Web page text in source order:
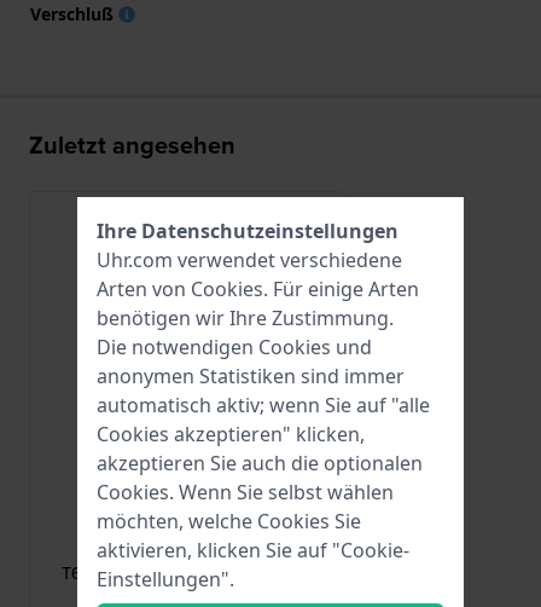
Verschluß
Zuletzt angesehen
Tissot
T640015946
T640.5 Faltschließe aus Edelstahl
20mm
Ihre Datenschutzeinstellungen
Uhr.com verwendet verschiedene
Arten von Cookies. Für einige Arten
benötigen wir Ihre Zustimmung.
Die notwendigen Cookies und
anonymen Statistiken sind immer
automatisch aktiv; wenn Sie auf "alle
Cookies akzeptieren" klicken,
akzeptieren Sie auch die optionalen
Cookies. Wenn Sie selbst wählen
möchten, welche Cookies Sie
aktivieren, klicken Sie auf "Cookie-
Einstellungen".